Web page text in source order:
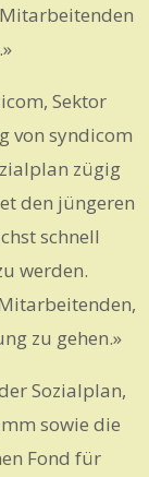
Sektor
von syndicom
zügig
den jüngeren
schnell
werden.
zu gehen.»
Sozialplan,
sowie die
Fond für